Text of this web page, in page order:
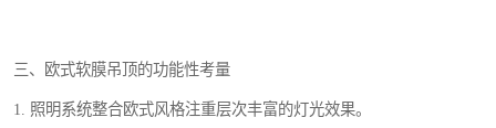
三、欧式软膜吊顶的功能性考量
1. 照明系统整合欧式风格注重层次丰富的灯光效果。